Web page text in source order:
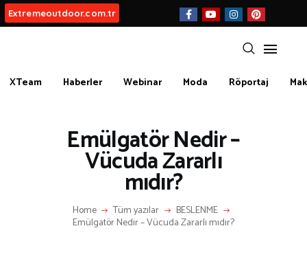
Extremeoutdoor.com.tr
XTeam Haberler Webinar Moda Röportaj
Emülgatör Nedir –
Vücuda Zararlı
mıdır?
Home Tüm yazılar BESLENME
Emülgatör Nedir – Vücuda Zararlı mıdır?
BIZ KIMIZ?
İLETIŞIM
KATEGORİLER
İLGİNÇ BİLGİLER